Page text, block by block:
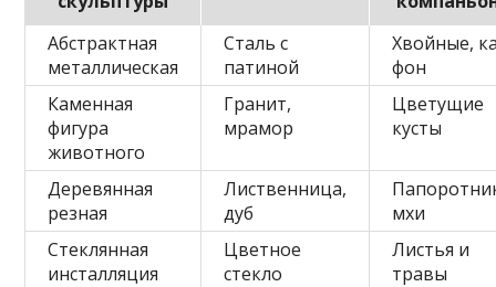
Абстрактная
металлическая
Сталь с
патиной
Хвойные,
фон
Каменная
фигура
животного
Гранит,
мрамор
Цветущие
кусты
Деревянная
резная
Лиственница,
дуб
мхи
Стеклянная
инсталляция
Цветное
стекло
Листья и
травы